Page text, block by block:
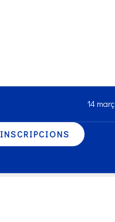
14
INSCRIPCIONS